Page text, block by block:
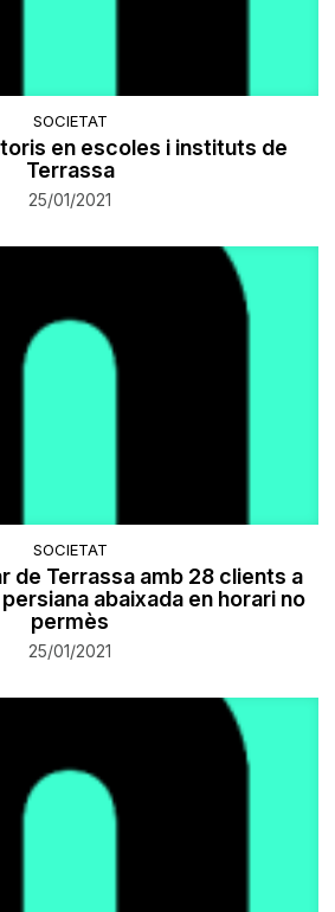
SOCIETAT
en escoles i instituts de
Terrassa
25/01/2021
SOCIETAT
de Terrassa amb 28 clients a
abaixada en horari no
permès
25/01/2021